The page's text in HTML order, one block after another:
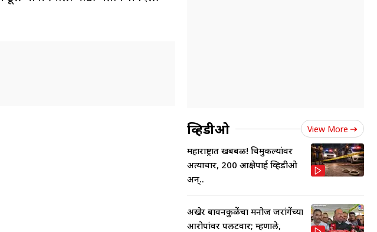
व्हिडीओ View More
महाराष्ट्रात खबबळ! चिमुकल्यांवर
अत्याचार, 200 आक्षेपार्ह व्हिडीओ
अन्..
अखेर बावनकुळेंचा मनोज जरांगेंच्या
आरोपांवर पलटवार; म्हणाले,